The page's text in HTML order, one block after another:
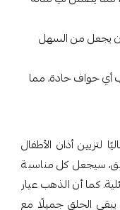
يجعل من السهل
أي حواف حادة، مما
لتزيين أذان الأطفال
سيجعل كل مناسبة
كما أن الذهب عيار
يبقى الحلق جميلًا مع